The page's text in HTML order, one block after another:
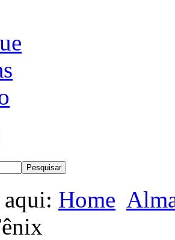
aqui: Home